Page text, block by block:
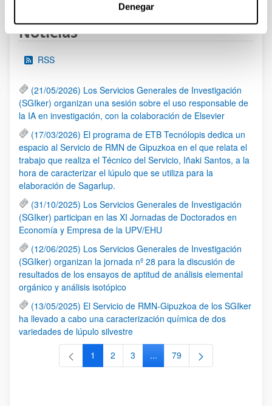
Denegar
Noticias
RSS
(21/05/2026) Los Servicios Generales de Investigación
(SGIker) organizan una sesión sobre el uso responsable de
la IA en investigación, con la colaboración de Elsevier
(17/03/2026) El programa de ETB Tecnólopis dedica un
espacio al Servicio de RMN de Gipuzkoa en el que relata el
trabajo que realiza el Técnico del Servicio, Iñaki Santos, a la
hora de caracterizar el lúpulo que se utiliza para la
elaboración de Sagarlup.
(31/10/2025) Los Servicios Generales de Investigación
(SGIker) participan en las XI Jornadas de Doctorados en
Economía y Empresa de la UPV/EHU
(12/06/2025) Los Servicios Generales de Investigación
(SGIker) organizan la jornada nº 28 para la discusión de
resultados de los ensayos de aptitud de análisis elemental
orgánico y análisis isotópico
(13/05/2025) El Servicio de RMN-Gipuzkoa de los SGIker
ha llevado a cabo una caracterización química de dos
variedades de lúpulo silvestre
Página
1 Página
2 Página
3 ...Páginas intermedias Use TAB
Página
79